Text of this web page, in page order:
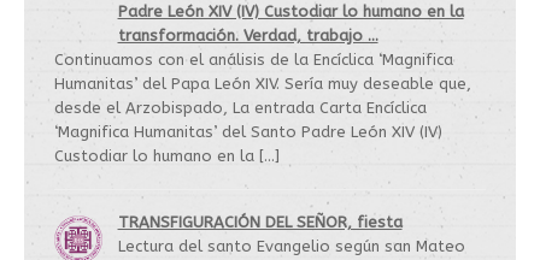
Padre León XIV (IV) Custodiar lo humano en la
transformación. Verdad, trabajo ...
Continuamos con el análisis de la Encíclica ‘Magnifica
Humanitas’ del Papa León XIV. Sería muy deseable que,
desde el Arzobispado, La entrada Carta Encíclica
‘Magnifica Humanitas’ del Santo Padre León XIV (IV)
Custodiar lo humano en la […]
TRANSFIGURACIÓN DEL SEÑOR, fiesta
Lectura del santo Evangelio según san Mateo